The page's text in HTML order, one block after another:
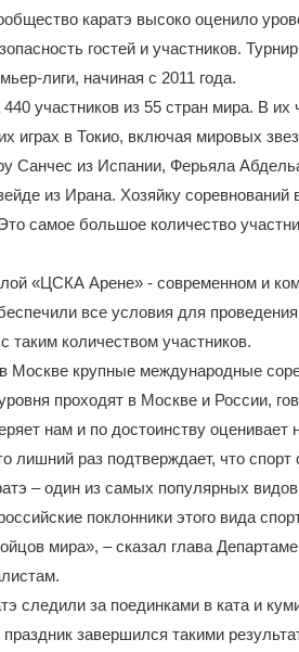
каратэ высоко оценило
гостей и участников.
лиги, начиная с 2011 года.
участников из 55 стран мира. В их
играх в Токио, включая мировых
Санчес из Испании, Ферьяла
из Ирана. Хозяйку соревнований
самое большое количество
«ЦСКА Арене» - современном и
все условия для
таким количеством участников.
крупные международные
проходят в Москве и России,
нам и по достоинству оценивает
лишний раз подтверждает, что
– один из самых популярных
поклонники этого вида
мира», – сказал глава
следили за поединками в ката и
завершился такими